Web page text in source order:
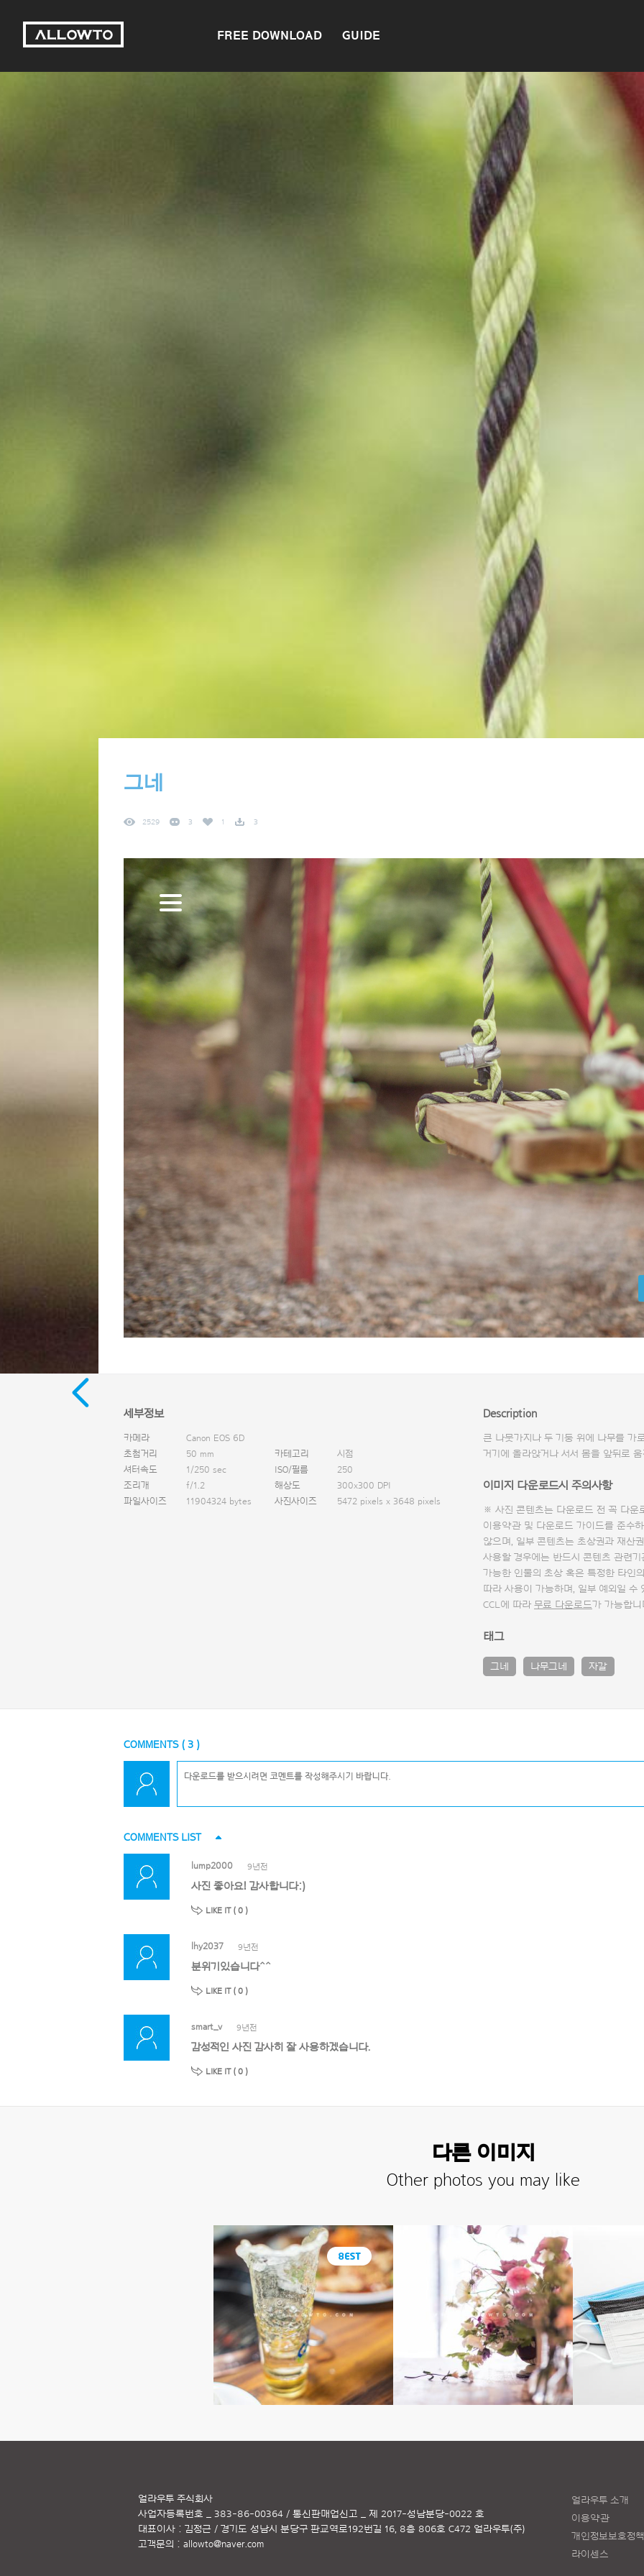
FREE DOWNLOAD GUIDE
그네
2529 3 1 3
세부정보
카메라
Canon EOS 6D
초첨거리
50 mm 카테고리
시점
셔터속도
1/250 sec ISO/필름
250
조리개
f/1.2 해상도
300x300 DPI
파일사이즈
11904324 bytes 사진사이즈 5472 pixels x 3648 pixels
Description
큰 나뭇가지나 두 기둥 위에 나무를 가
거기에 올라앉거나 서서 몸을 앞뒤로
이미지 다운로드시 주의사항
※ 사진 콘텐츠는 다운로드 전 꼭 다운
이용약관 및 다운로드 가이드를 준수
않으며, 일부 콘텐츠는 초상권과 재산
사용할 경우에는 반드시 콘텐츠 관련
가능한 인물의 초상 혹은 특정한 타인
따라 사용이 가능하며, 일부 예외일
CCL에 따라 무료 다운로드가 가능합니
태그
그네 나무그네 자갈
COMMENTS ( 3 )
COMMENTS LIST
lump2000 9년전
사진 좋아요! 감사합니다:)
LIKE IT ( 0 )
lhy2037 9년전
분위기있습니다^^
LIKE IT ( 0 )
smart_v 9년전
감성적인 사진 감사히 잘 사용하겠습니다.
LIKE IT ( 0 )
다른 이미지
Other photos you may like
얼라우투 소개
이용약관
개인정보보호정책
라이센스
얼라우투 주식회사
사업자등록번호 _ 383-86-00364 / 통신판매업신고 _ 제 2017-성남분당-0022 호
대표이사 : 김정근 / 경기도 성남시 분당구 판교역로192번길 16, 8층 806호 C472 얼라우투(주)
고객문의 : allowto@naver.com